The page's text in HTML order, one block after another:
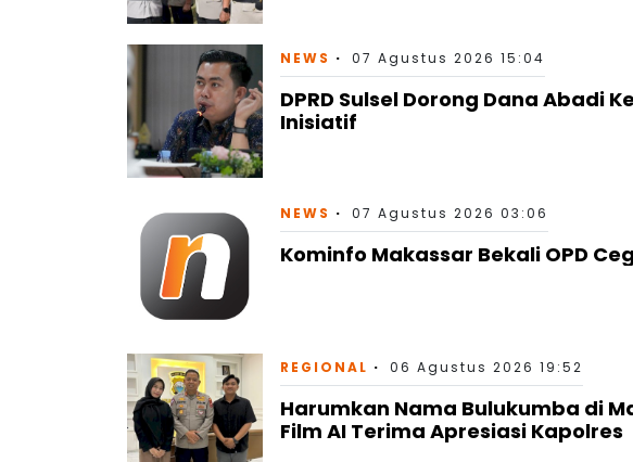
Inisiatif
Film AI Terima Apresiasi Kapolres